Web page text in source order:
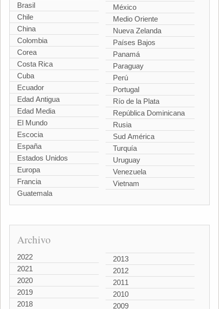
Brasil
Chile
China
Colombia
Corea
Costa Rica
Cuba
Ecuador
Edad Antigua
Edad Media
El Mundo
Escocia
España
Estados Unidos
Europa
Francia
Guatemala
México
Medio Oriente
Nueva Zelanda
Países Bajos
Panamá
Paraguay
Perú
Portugal
Río de la Plata
República Dominicana
Rusia
Sud América
Turquía
Uruguay
Venezuela
Vietnam
Archivo
2022
2021
2020
2019
2018
2013
2012
2011
2010
2009